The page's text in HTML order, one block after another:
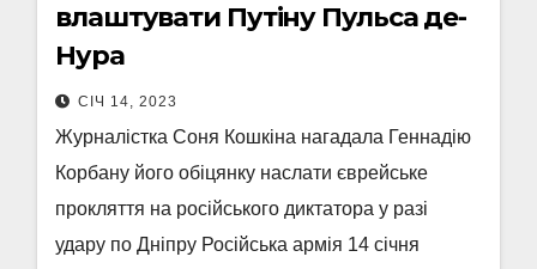
влаштувати Путіну Пульса де-
Нура
СІЧ 14, 2023
Журналістка Соня Кошкіна нагадала Геннадію
Корбану його обіцянку наслати єврейське
прокляття на російського диктатора у разі
удару по Дніпру Російська армія 14 січня